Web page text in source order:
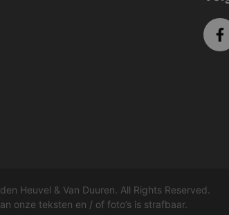
Heuvel & Van Duuren. All Rights Reserved.
onze teksten en / of foto’s is strafbaar.